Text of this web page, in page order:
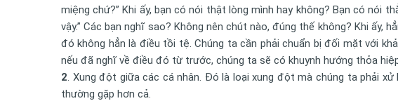
miệng chứ?” Khi ấy, bạn có nói thật lòng mình hay không? Bạn có nói
vậy.” Các bạn nghĩ sao? Không nên chút nào, đúng thế không? Khi
đó không hẳn là điều tồi tệ. Chúng ta cần phải chuẩn bị đối mặt với
nếu đã nghĩ về điều đó từ trước, chúng ta sẽ có khuynh hướng thỏa
2. Xung đột giữa các cá nhân. Đó là loại xung đột mà chúng ta phải
thường gặp hơn cả.